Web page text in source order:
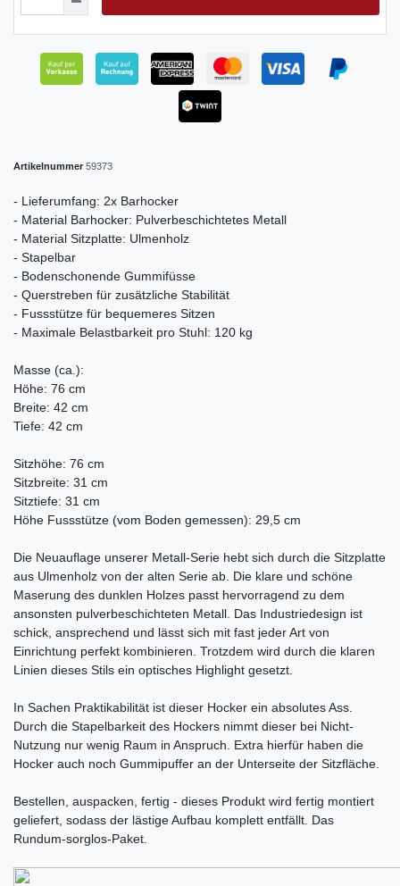
Artikelnummer 59373
- Lieferumfang: 2x Barhocker
- Material Barhocker: Pulverbeschichtetes Metall
- Material Sitzplatte: Ulmenholz
- Stapelbar
- Bodenschonende Gummifüsse
- Querstreben für zusätzliche Stabilität
- Fussstütze für bequemeres Sitzen
- Maximale Belastbarkeit pro Stuhl: 120 kg
Masse (ca.):
Höhe: 76 cm
Breite: 42 cm
Tiefe: 42 cm
Sitzhöhe: 76 cm
Sitzbreite: 31 cm
Sitztiefe: 31 cm
Höhe Fussstütze (vom Boden gemessen): 29,5 cm
Die Neuauflage unserer Metall-Serie hebt sich durch die Sitzplatte
aus Ulmenholz von der alten Serie ab. Die klare und schöne
Maserung des dunklen Holzes passt hervorragend zu dem
ansonsten pulverbeschichteten Metall. Das Industriedesign ist
schick, ansprechend und lässt sich mit fast jeder Art von
Einrichtung perfekt kombinieren. Trotzdem wird durch die klaren
Linien dieses Stils ein optisches Highlight gesetzt.
In Sachen Praktikabilität ist dieser Hocker ein absolutes Ass.
Durch die Stapelbarkeit des Hockers nimmt dieser bei Nicht-
Nutzung nur wenig Raum in Anspruch. Extra hierfür haben die
Hocker auch noch Gummipuffer an der Unterseite der Sitzfläche.
Bestellen, auspacken, fertig - dieses Produkt wird fertig montiert
geliefert, sodass der lästige Aufbau komplett entfällt. Das
Rundum-sorglos-Paket.